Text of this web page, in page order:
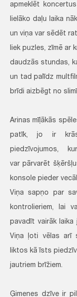
apmeklēt
lielāko daļu laika
un viņa var sēdēt
liek puzles, zīmē ar
daudzās stundas,
un tad palīdz
brīdi aizbēgt no
Arinas mīļākās
patīk, jo ir
piedzīvojumos,
var pārvarēt
konsole pieder
Viņa sapņo par
kontrolieriem, lai
pavadīt vairāk laika
Viņa ļoti vēlas arī
liktos kā īsts
jautriem brīžiem.
Ģimenes dzīve ir